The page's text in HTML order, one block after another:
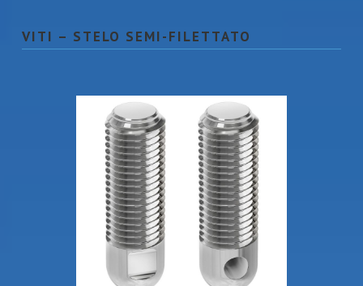
VITI – STELO SEMI-FILETTATO